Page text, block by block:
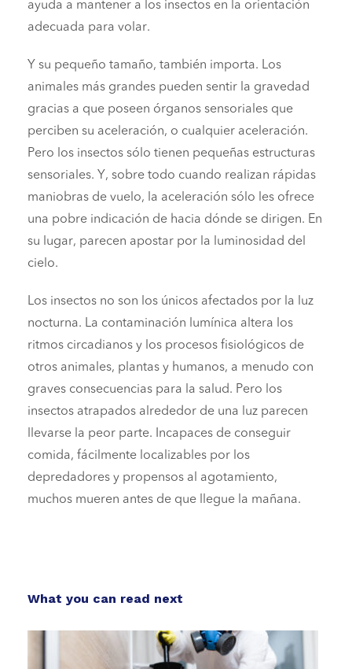
ayuda a mantener a los insectos en la orientación
adecuada para volar.
Y su pequeño tamaño, también importa. Los
animales más grandes pueden sentir la gravedad
gracias a que poseen órganos sensoriales que
perciben su aceleración, o cualquier aceleración.
Pero los insectos sólo tienen pequeñas estructuras
sensoriales. Y, sobre todo cuando realizan rápidas
maniobras de vuelo, la aceleración sólo les ofrece
una pobre indicación de hacia dónde se dirigen. En
su lugar, parecen apostar por la luminosidad del
cielo.
Los insectos no son los únicos afectados por la luz
nocturna. La contaminación lumínica altera los
ritmos circadianos y los procesos fisiológicos de
otros animales, plantas y humanos, a menudo con
graves consecuencias para la salud. Pero los
insectos atrapados alrededor de una luz parecen
llevarse la peor parte. Incapaces de conseguir
comida, fácilmente localizables por los
depredadores y propensos al agotamiento,
muchos mueren antes de que llegue la mañana.
What you can read next